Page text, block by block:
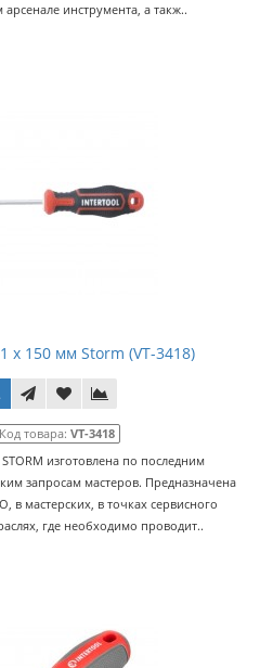
инструмента, а такж..
x 150 мм Storm (VT-3418)
Код товара: VT-3418
изготовлена по последним
запросам мастеров. Предназначена
в мастерских, в точках сервисного
где необходимо проводит..